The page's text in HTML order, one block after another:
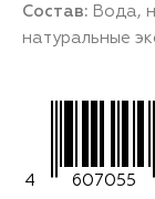
Состав: Вода,
натуральные
4 607055